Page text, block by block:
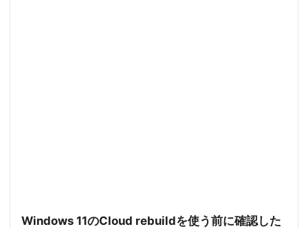
Windows 11のCloud rebuildを使う前に確認した